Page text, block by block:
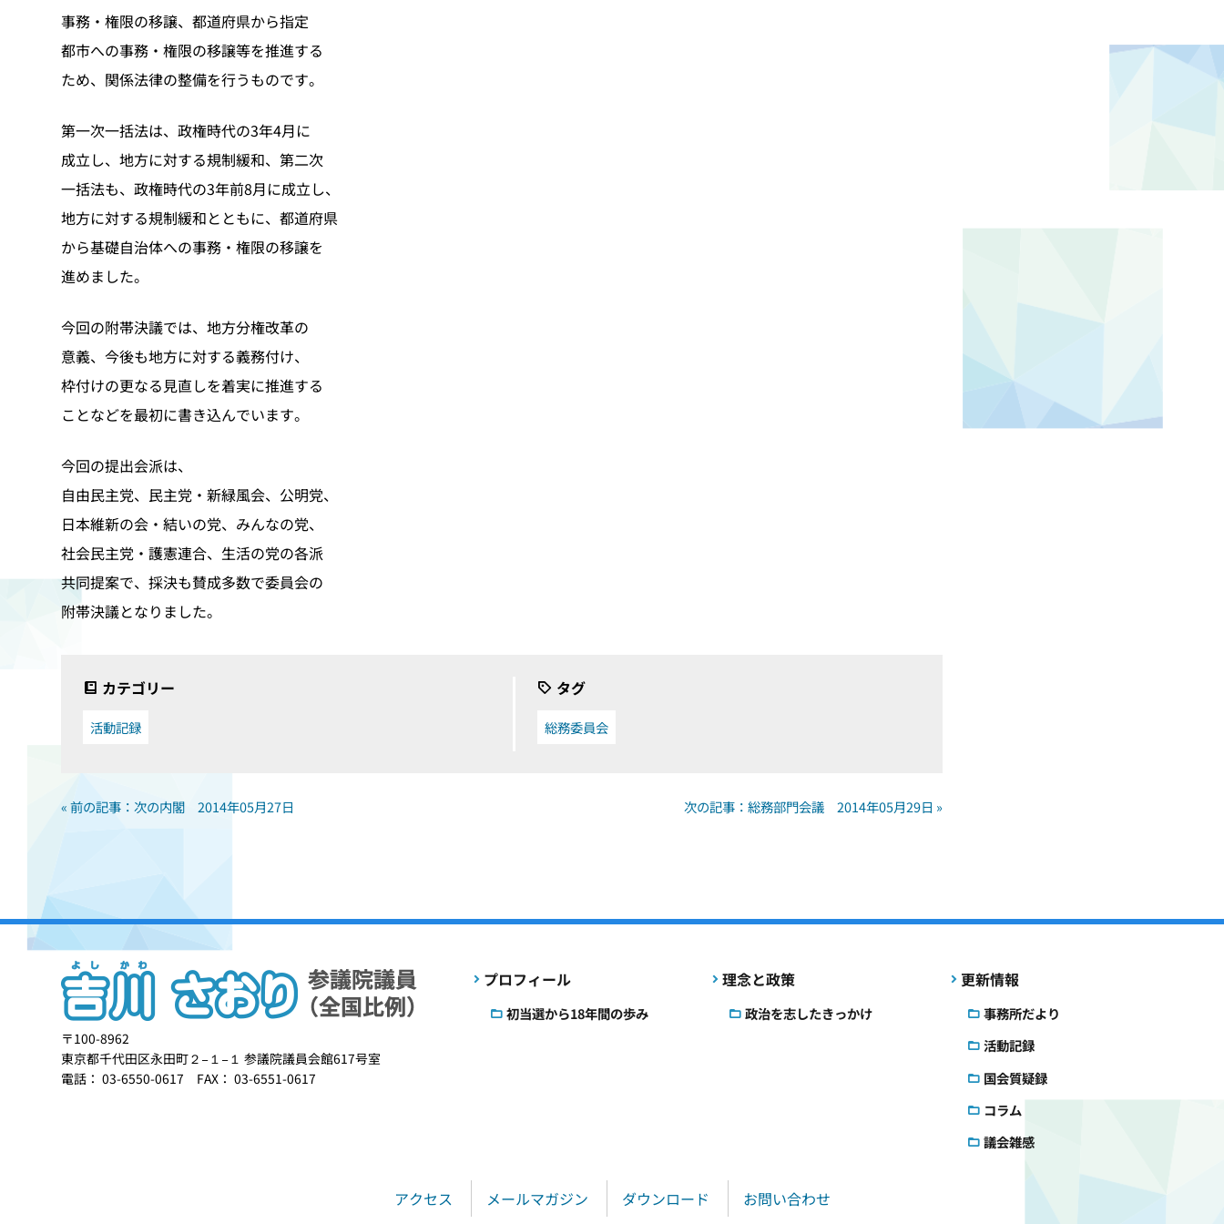
事務・権限の移譲、都道府県から指定
都市への事務・権限の移譲等を推進する
ため、関係法律の整備を行うものです。
第一次一括法は、政権時代の3年4月に
成立し、地方に対する規制緩和、第二次
一括法も、政権時代の3年前8月に成立し、
地方に対する規制緩和とともに、都道府県
から基礎自治体への事務・権限の移譲を
進めました。
今回の附帯決議では、地方分権改革の
意義、今後も地方に対する義務付け、
枠付けの更なる見直しを着実に推進する
ことなどを最初に書き込んでいます。
今回の提出会派は、
自由民主党、民主党・新緑風会、公明党、
日本維新の会・結いの党、みんなの党、
社会民主党・護憲連合、生活の党の各派
共同提案で、採決も賛成多数で委員会の
附帯決議となりました。
カテゴリー
活動記録
タグ
総務委員会
« 前の記事：次の内閣 2014年05月27日 次の記事：総務部門会議 2014年05月29日 »
〒100-8962
東京都千代田区永田町２−１−１ 参議院議員会館617号室
電話： 03-6550-0617 FAX： 03-6551-0617
プロフィール
初当選から18年間の歩み
理念と政策
政治を志したきっかけ
更新情報
事務所だより
活動記録
国会質疑録
コラム
議会雑感
アクセス メールマガジン ダウンロード お問い合わせ